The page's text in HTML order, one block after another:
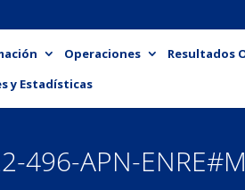
Operaciones Resultados
y Estadísticas
496-APN-